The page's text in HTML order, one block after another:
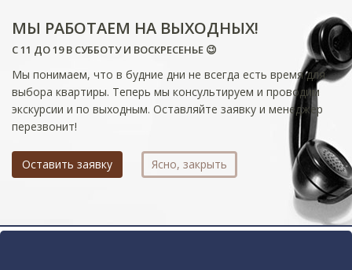
МЫ РАБОТАЕМ НА ВЫХОДНЫХ!
С 11 ДО 19 В СУББОТУ И ВОСКРЕСЕНЬЕ 😉
Мы понимаем, что в будние дни не всегда есть время для
выбора квартиры. Теперь мы консультируем и проводим
экскурсии и по выходным. Оставляйте заявку и менеджер
перезвонит!
Оставить заявку Ясно, закрыть